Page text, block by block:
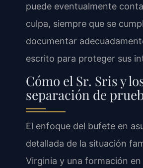
puede eventualmente
culpa, siempre que se
documentar
escrito para proteger sus
Cómo el Sr. Sris y
separación de
El enfoque del bufete en
detallada de la situación
Virginia y una formación